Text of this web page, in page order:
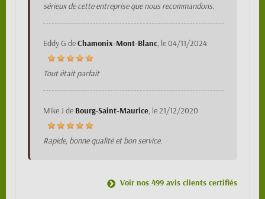
sérieux de cette entreprise que nous recommandons.
Eddy G deChamonix-Mont-Blanc, le04/11/2024
Tout était parfait
Mike J de Bourg-Saint-Maurice, le21/12/2020
Rapide, bonne qualité et bon service.
Voir nos 499 avis clients certifiés